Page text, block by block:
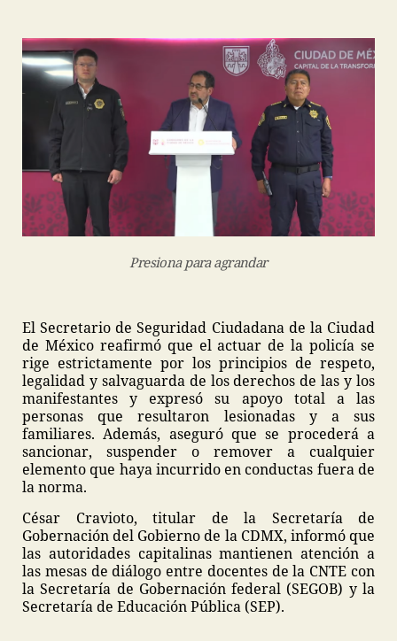
Presiona para agrandar
El Secretario de Seguridad Ciudadana de la Ciudad
de México reafirmó que el actuar de la policía se
rige estrictamente por los principios de respeto,
legalidad y salvaguarda de los derechos de las y los
manifestantes y expresó su apoyo total a las
personas que resultaron lesionadas y a sus
familiares. Además, aseguró que se procederá a
sancionar, suspender o remover a cualquier
elemento que haya incurrido en conductas fuera de
la norma.
César Cravioto, titular de la Secretaría de
Gobernación del Gobierno de la CDMX, informó que
las autoridades capitalinas mantienen atención a
las mesas de diálogo entre docentes de la CNTE con
la Secretaría de Gobernación federal (SEGOB) y la
Secretaría de Educación Pública (SEP).